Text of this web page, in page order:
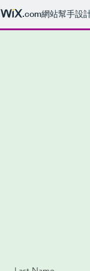
.com網站幫手設